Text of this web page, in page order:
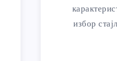
избор